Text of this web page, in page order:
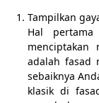
Tampilkan
Hal
adalah fasad
sebaiknya
klasik di